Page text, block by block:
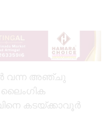
വന്ന അഞ്ചു
കടയ്ക്കാവൂർ